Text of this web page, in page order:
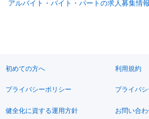
アルバイト・バイト・パートの求人募集情報
初めての方へ 利用規約
プライバシーポリシー プライバ
健全化に資する運用方針 お問い合